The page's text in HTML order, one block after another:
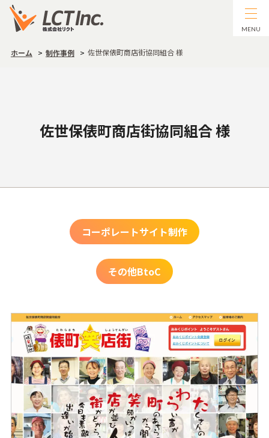
MENU
ホーム 制作事例 佐世保俵町商店街協同組合 様
佐世保俵町商店街協同組合 様
コーポレートサイト制作
その他BtoC